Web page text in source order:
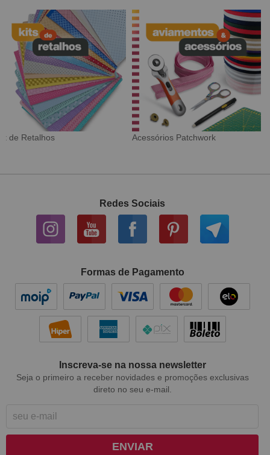
Tecido Digital Sarja Impermeável
Redes Sociais
Formas de Pagamento
Inscreva-se na nossa newsletter
Seja o primeiro a receber novidades e promoções exclusivas
direto no seu e-mail.
ENVIAR